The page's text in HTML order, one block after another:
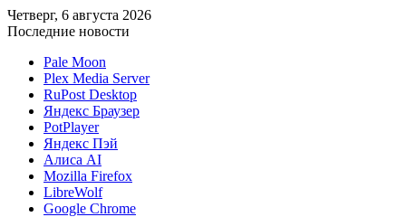
Четверг, 6 августа 2026
Последние новости
Pale Moon
Plex Media Server
RuPost Desktop
Яндекс Браузер
PotPlayer
Яндекс Пэй
Алиса AI
Mozilla Firefox
LibreWolf
Google Chrome